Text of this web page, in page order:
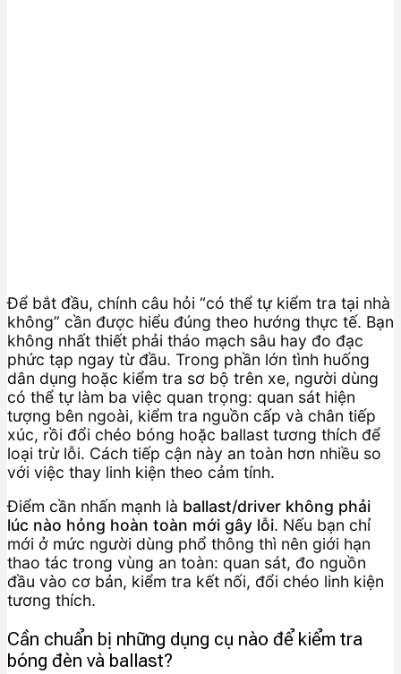
Để bắt đầu, chính câu hỏi “có thể tự kiểm tra tại nhà
không” cần được hiểu đúng theo hướng thực tế. Bạn
không nhất thiết phải tháo mạch sâu hay đo đạc
phức tạp ngay từ đầu. Trong phần lớn tình huống
dân dụng hoặc kiểm tra sơ bộ trên xe, người dùng
có thể tự làm ba việc quan trọng: quan sát hiện
tượng bên ngoài, kiểm tra nguồn cấp và chân tiếp
xúc, rồi đổi chéo bóng hoặc ballast tương thích để
loại trừ lỗi. Cách tiếp cận này an toàn hơn nhiều so
với việc thay linh kiện theo cảm tính.
Điểm cần nhấn mạnh là ballast/driver không phải
lúc nào hỏng hoàn toàn mới gây lỗi. Nếu bạn chỉ
mới ở mức người dùng phổ thông thì nên giới hạn
thao tác trong vùng an toàn: quan sát, đo nguồn
đầu vào cơ bản, kiểm tra kết nối, đổi chéo linh kiện
tương thích.
Cần chuẩn bị những dụng cụ nào để kiểm tra
bóng đèn và ballast?